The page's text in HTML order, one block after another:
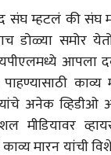
संघ म्हटलं की संघ
डोळ्या समोर
आपला
काव्य
अनेक व्हिडीओ
मीडियावर
मारन यांची